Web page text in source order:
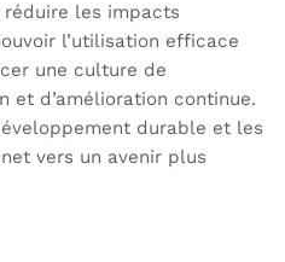
les impacts
l’utilisation efficace
une culture de
et d’amélioration continue.
durable et les
vers un avenir plus